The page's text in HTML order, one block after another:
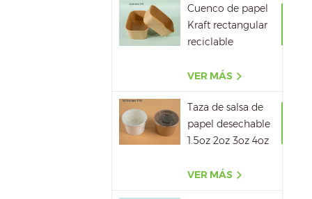
Cuenco de papel
Kraft rectangular
reciclable
VER MÁS
Taza de salsa de
papel desechable
1.5oz 2oz 3oz 4oz
VER MÁS